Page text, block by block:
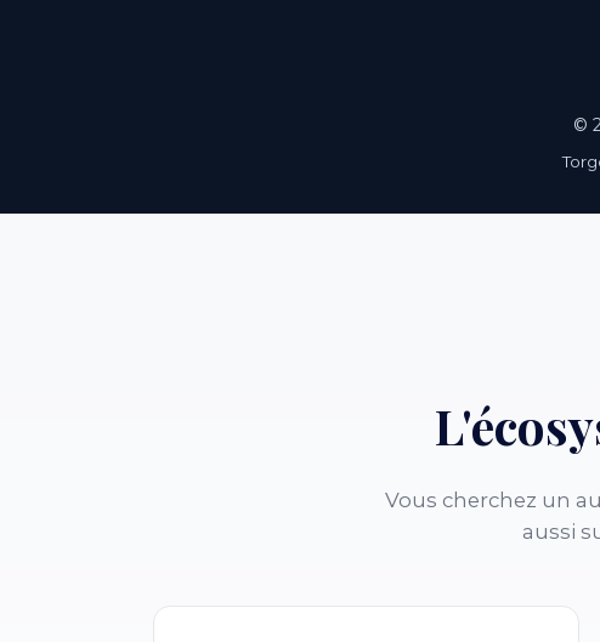
©
Vous cherchez un
aussi